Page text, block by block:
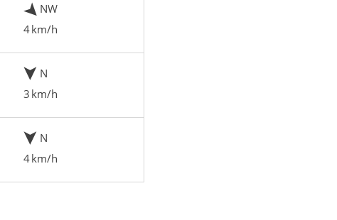
NW
4 km/h
N
3 km/h
N
4 km/h